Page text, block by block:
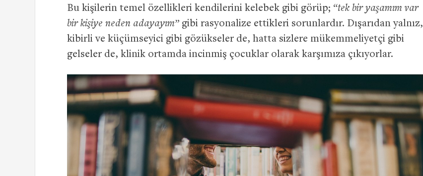
Bu kişilerin temel özellikleri kendilerini kelebek gibi görüp; “tek bir yaşamım var
bir kişiye neden adayayım” gibi rasyonalize ettikleri sorunlardır. Dışarıdan yalnız,
kibirli ve küçümseyici gibi gözükseler de, hatta sizlere mükemmeliyetçi gibi
gelseler de, klinik ortamda incinmiş çocuklar olarak karşımıza çıkıyorlar.